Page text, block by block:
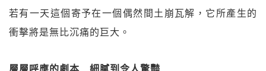
若有一天這個寄予在一個偶然間土崩瓦解，它所產生的
衝擊將是無比沉痛的巨大。